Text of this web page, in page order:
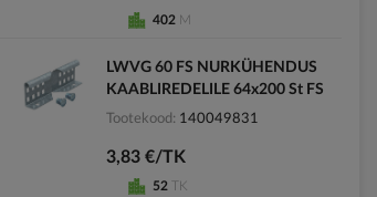
402 M
LWVG 60 FS NURKÜHENDUS
KAABLIREDELILE 64x200 St FS
Tootekood 140049831
3,83 €/TK
52 TK